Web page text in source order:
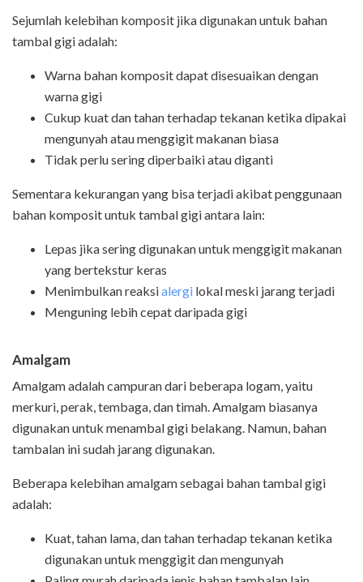
Sejumlah kelebihan komposit jika digunakan untuk bahan
tambal gigi adalah:
Warna bahan komposit dapat disesuaikan dengan
warna gigi
Cukup kuat dan tahan terhadap tekanan ketika dipakai
mengunyah atau menggigit makanan biasa
Tidak perlu sering diperbaiki atau diganti
Sementara kekurangan yang bisa terjadi akibat penggunaan
bahan komposit untuk tambal gigi antara lain:
Lepas jika sering digunakan untuk menggigit makanan
yang bertekstur keras
Menimbulkan reaksialergi lokal meski jarang terjadi
Menguning lebih cepat daripada gigi
Amalgam
Amalgam adalah campuran dari beberapa logam, yaitu
merkuri, perak, tembaga, dan timah. Amalgam biasanya
digunakan untuk menambal gigi belakang. Namun, bahan
tambalan ini sudah jarang digunakan.
Beberapa kelebihan amalgam sebagai bahan tambal gigi
adalah:
Kuat, tahan lama, dan tahan terhadap tekanan ketika
digunakan untuk menggigit dan mengunyah